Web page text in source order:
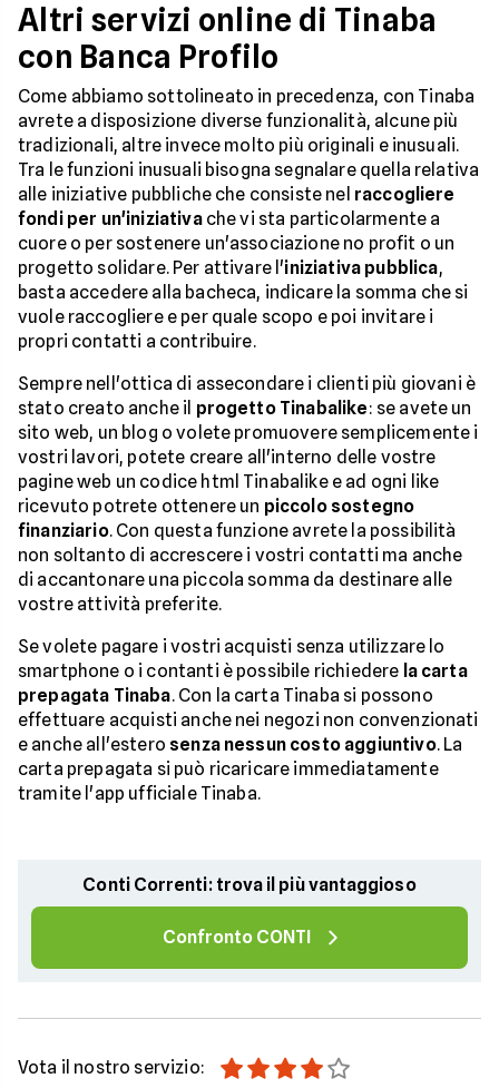
Altri servizi online di Tinaba
con Banca Profilo
Come abbiamo sottolineato in precedenza, con Tinaba
avrete a disposizione diverse funzionalità, alcune più
tradizionali, altre invece molto più originali e inusuali.
Tra le funzioni inusuali bisogna segnalare quella relativa
alle iniziative pubbliche che consiste nel raccogliere
fondi per un'iniziativache vi sta particolarmente a
cuore o per sostenere un'associazione no profit o un
progetto solidare. Per attivare l'iniziativa pubblica,
basta accedere alla bacheca, indicare la somma che si
vuole raccogliere e per quale scopo e poi invitare i
propri contatti a contribuire.
Sempre nell'ottica di assecondare i clienti più giovani è
stato creato anche il progetto Tinabalike: se avete un
sito web, un blog o volete promuovere semplicemente i
vostri lavori, potete creare all'interno delle vostre
pagine web un codice html Tinabalike e ad ogni like
ricevuto potrete ottenere un piccolo sostegno
finanziario. Con questa funzione avrete la possibilità
non soltanto di accrescere i vostri contatti ma anche
di accantonare una piccola somma da destinare alle
vostre attività preferite.
Se volete pagare i vostri acquisti senza utilizzare lo
smartphone o i contanti è possibile richiedere la carta
prepagata Tinaba. Con la carta Tinaba si possono
effettuare acquisti anche nei negozi non convenzionati
e anche all'estero senza nessun costo aggiuntivo. La
carta prepagata si può ricaricare immediatamente
tramite l'app ufficiale Tinaba.
Conti Correnti: trova il più vantaggioso
Confronto CONTI
Vota il nostro servizio: